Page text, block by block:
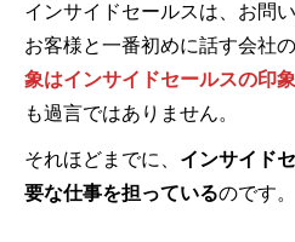
インサイドセールスは、お問
お客様と一番初めに話す会社
象はインサイドセールスの印
も過言ではありません。
それほどまでに、 インサイド
要な仕事を担っているのです。